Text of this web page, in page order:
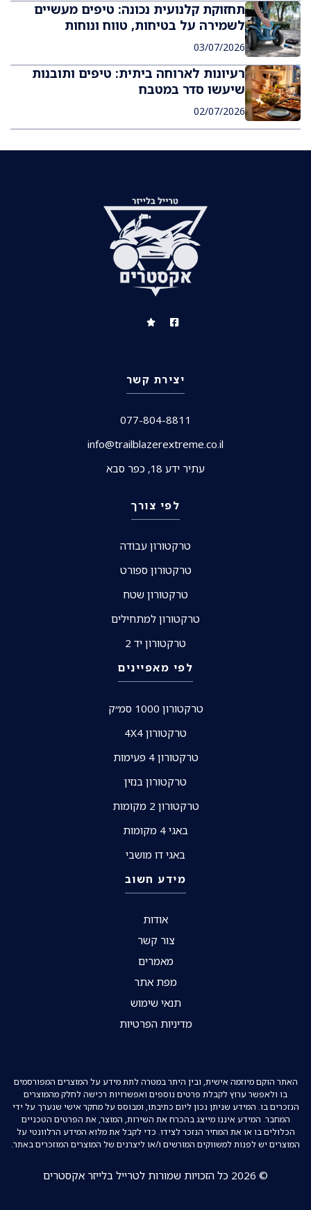
תחזוקת קלנועית נכונה: טיפים מעשיים
לשמירה על בטיחות, טווח ונוחות
03/07/2026
רעיונות לארוחה ביתית: טיפים ותובנות
שיעשו סדר במטבח
02/07/2026
יצירת קשר
077-804-8811
info@trailblazerextreme.co.il
עתיר ידע 18, כפר סבא
לפי צורך
טרקטורון עבודה
טרקטורון ספורט
טרקטורון שטח
טרקטורון למתחילים
טרקטורון יד 2
לפי מאפיינים
טרקטורון 1000 סמ״ק
טרקטורון 4X4
טרקטורון 4 פעימות
טרקטורון בנזין
טרקטורון 2 מקומות
באגי 4 מקומות
באגי דו מושבי
מידע חשוב
אודות
צור קשר
מאמרים
מפת אתר
תנאי שימוש
מדיניות הפרטיות
האתר הוקם מיוזמה אישית, ובין היתר במטרה לתת מידע על המוצרים המפורסמים
בו ולאפשר ערוץ לקבלת פרטים נוספים ואפשרויות רכישה לחלק מהמוצרים
הנזכרים בו. המידע שניתן נכון ליום כתיבתו, ומבוסס על מחקר אישי שנערך על ידי
המחבר. המידע איננו מייצג בהכרח את השירות, המוצר, את הפרטים הטכניים
הכלולים בו או את המחיר הנזכר לצידו. כדי לקבל את מלוא המידע הרלוונטי על
המוצרים יש לפנות למשווקים המורשים ו/או ליצרנים של המוצרים המוזכרים באתר.
© 2026 כל הזכויות שמורות לטרייל בלייזר אקסטרים